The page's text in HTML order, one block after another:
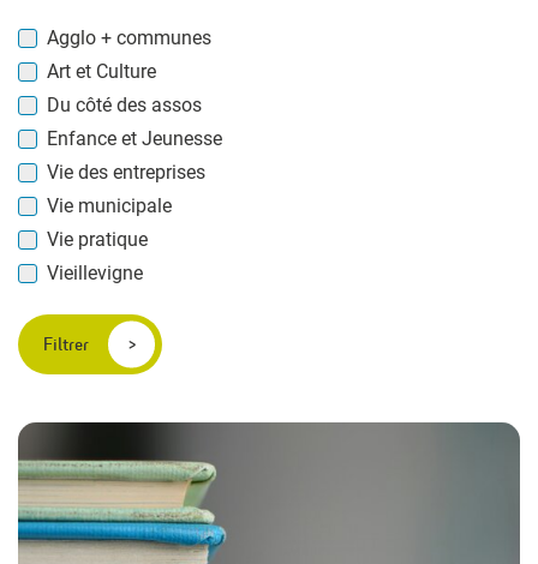
Agglo + communes
Art et Culture
Du côté des assos
Enfance et Jeunesse
Vie des entreprises
Vie municipale
Vie pratique
Vieillevigne
Filtrer